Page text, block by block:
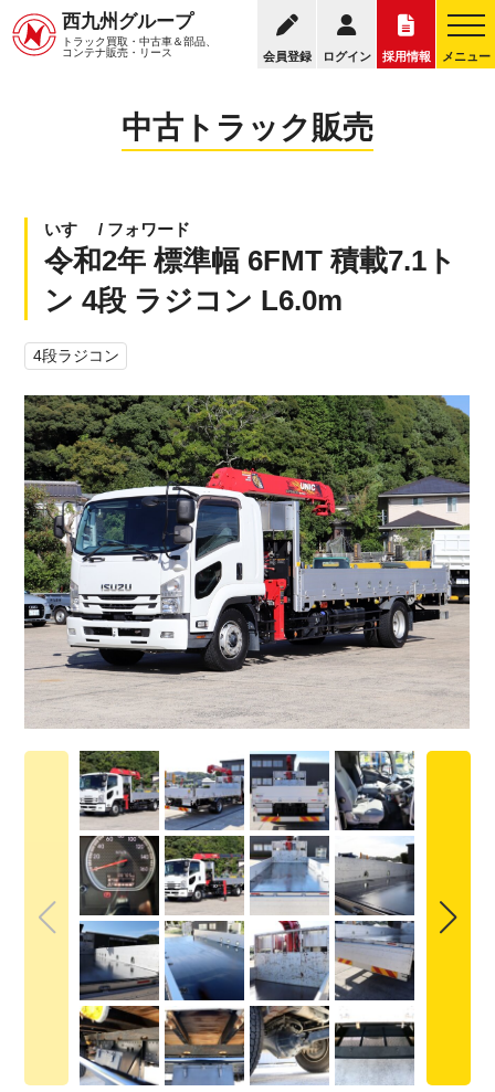
西九州グループ
トラック買取・中古車＆部品、
コンテナ販売・リース
会員登録 ログイン 採用情報 メニュー
中古トラック販売トップ トラック販売について
中古トラック販売
いすゞ / フォワード
令和2年 標準幅 6FMT 積載7.1ト
ン 4段 ラジコン L6.0m
4段ラジコン